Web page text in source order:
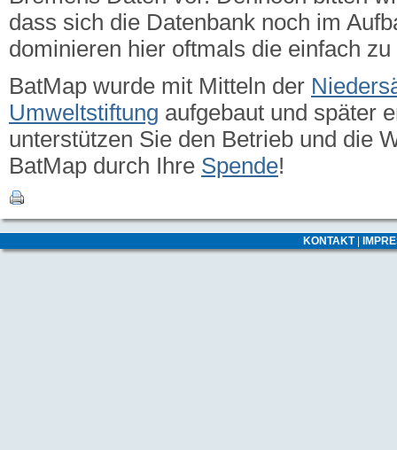
dass sich die Datenbank noch im
dominieren hier oftmals die einfach
BatMap wurde mit Mitteln der
Umweltstiftung aufgebaut und später
unterstützen Sie den Betrieb und die
BatMap durch Ihre Spende!
KONTAKT|